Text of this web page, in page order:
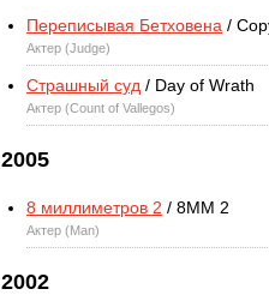
Переписывая Бетховена /
Актер (Judge)
Страшный суд / Day of Wrath
Актер (Count of Vallegos)
2005
8 миллиметров 2 / 8MM 2
Актер (Man)
2002